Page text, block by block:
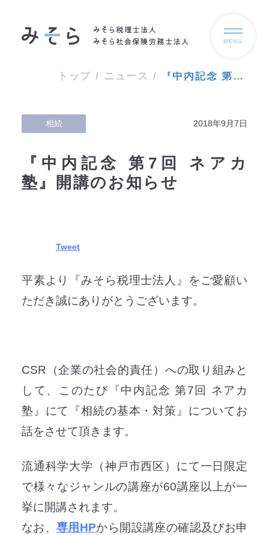
MENU
トップ / ニュース / 『中内記念 第7回 ネアカ塾』開講のお知らせ
相続 2018年9月7日
『中内記念 第7回 ネアカ
塾』開講のお知らせ
Tweet
平素より『みそら税理士法人』をご愛顧い
ただき誠にありがとうございます。
CSR（企業の社会的責任）への取り組みと
して、このたび『中内記念 第7回 ネアカ
塾』にて『相続の基本・対策』についてお
話をさせて頂きます。
流通科学大学（神戸市西区）にて一日限定
で様々なジャンルの講座が60講座以上が一
挙に開講されます。
なお、専用HPから開設講座の確認及びお申